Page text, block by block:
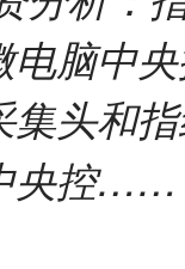
脑中
头和
央控